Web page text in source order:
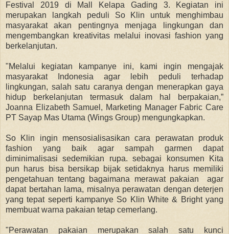
Festival 2019 di Mall Kelapa Gading 3. Kegiatan ini
merupakan langkah peduli So Klin untuk menghimbau
masyarakat akan pentingnya menjaga lingkungan dan
mengembangkan kreativitas melalui inovasi fashion yang
berkelanjutan.
"Melalui kegiatan kampanye ini, kami ingin mengajak
masyarakat Indonesia agar lebih peduli terhadap
lingkungan, salah satu caranya dengan menerapkan gaya
hidup berkelanjutan termasuk dalam hal berpakaian,”
Joanna Elizabeth Samuel, Marketing Manager Fabric Care
PT Sayap Mas Utama (Wings Group) mengungkapkan.
So Klin ingin mensosialisasikan cara perawatan produk
fashion yang baik agar sampah garmen dapat
diminimalisasi sedemikian rupa. sebagai konsumen Kita
pun harus bisa bersikap bijak setidaknya harus memiliki
pengetahuan tentang bagaimana merawat pakaian agar
dapat bertahan lama, misalnya perawatan dengan deterjen
yang tepat seperti kampanye So Klin White & Bright yang
membuat warna pakaian tetap cemerlang.
"Perawatan pakaian merupakan salah satu kunci